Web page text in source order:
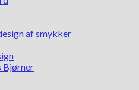
af smykker
Bjørner